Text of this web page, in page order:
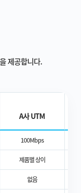
제공합니다.
A사 UTM
100Mbps
제품별 상이
없음